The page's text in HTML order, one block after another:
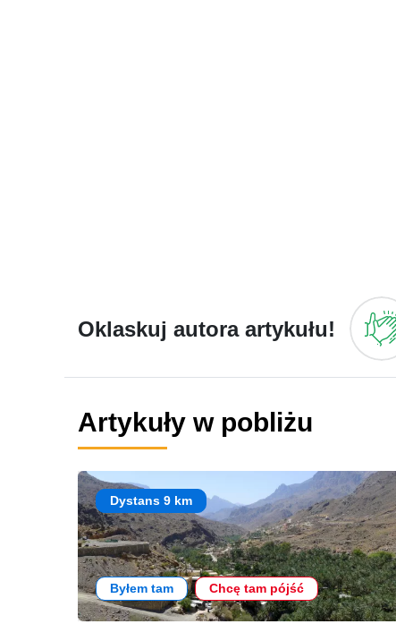
Oklaskuj autora artykułu!
Artykuły w pobliżu
Dystans 9 km
Byłem tam Chcę tam pójść